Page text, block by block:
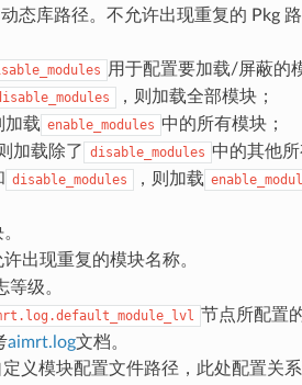
态库路径。不允许出现重复的 Pkg
用于配置要加载/屏蔽的
，则加载全部模块；
加载 enable_modules 中的所有模块；
加载除了 disable_modules 中的其他所
disable_modules ，则加载
出现重复的模块名称。
等级。
节点所配置
aimrt.log文档。
定义模块配置文件路径，此处配置关